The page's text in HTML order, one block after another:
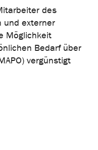
des
und externer
Möglichkeit
Bedarf über
vergünstigt